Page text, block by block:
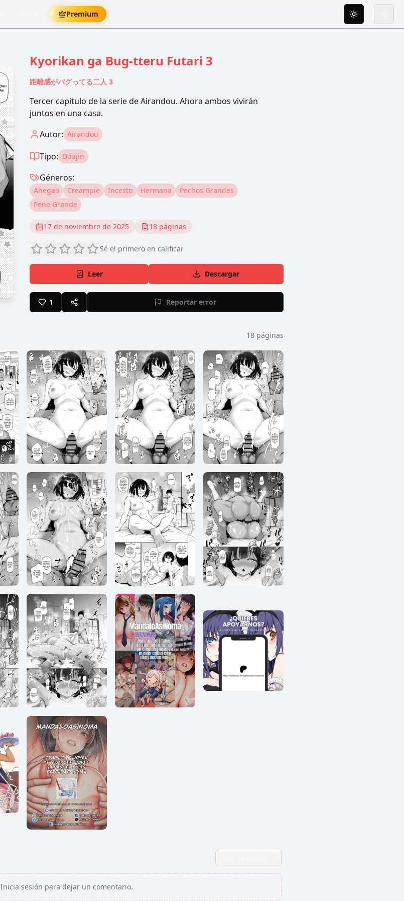
Premium Toggle theme
Kyorikan ga Bug-tteru Futari 3
距離感がバグってる二人 3
Tercer capitulo de la serie de Airandou. Ahora ambos vivirán
juntos en una casa.
Autor: Airandou
Tipo: Doujin
Géneros:
Ahegao Creampie Incesto Hermana
Pechos Grandes
Pene Grande
17 de noviembre de 2025 18 páginas
Sé el primero en calificar
Leer Descargar
1 Reportar error
18 páginas
Inicia sesión para dejar un comentario.